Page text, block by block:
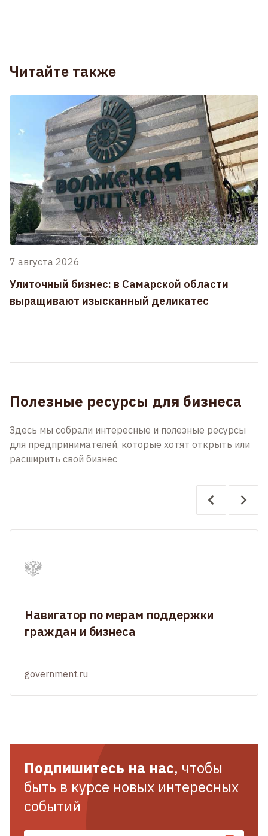
Читайте также
7 августа 2026
Улиточный бизнес: в Самарской области
выращивают изысканный деликатес
Полезные ресурсы для бизнеса
Здесь мы собрали интересные и полезные ресурсы
для предпринимателей, которые хотят открыть или
расширить свой бизнес
Навигатор по мерам поддержки
граждан и бизнеса
government.ru
Подпишитесь на нас, чтобы
быть в курсе новых интересных
событий